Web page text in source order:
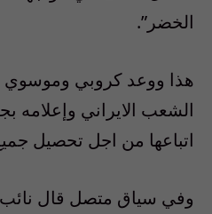
الخضر”.
هذا ووعد كروبي وموسوي
الشعب الايراني وإعلامه
اتباعها من اجل تحصيل
وفي سياق متصل قال